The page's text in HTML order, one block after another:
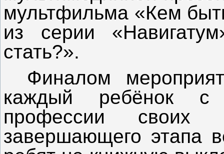
мультфильма «Кем
из серии
стать?».
Финалом
каждый ребёнок с
профессии своих
завершающего этапа